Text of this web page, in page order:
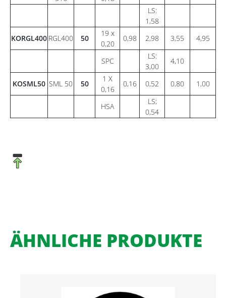
LS:
1,58
KORGL400 RGL400 50
19 x
0,20
0,98 2,98 3,55 4,95
SPC
LS:
3,00
4,10
KOSML50 SML 50 50
1 X
0,16
0,16 0,52 0,80 1,00
HSA
LS;
0,54
ÄHNLICHE PRODUKTE